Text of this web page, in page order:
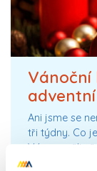
Vánoční
Ani jsme se
tři týdny. Co
Vánoc měli